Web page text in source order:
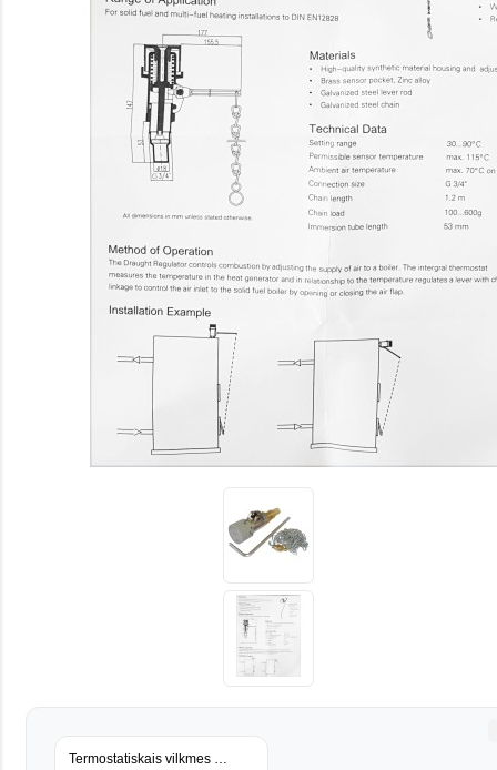
Termostatiskais vilkmes regulators 1091